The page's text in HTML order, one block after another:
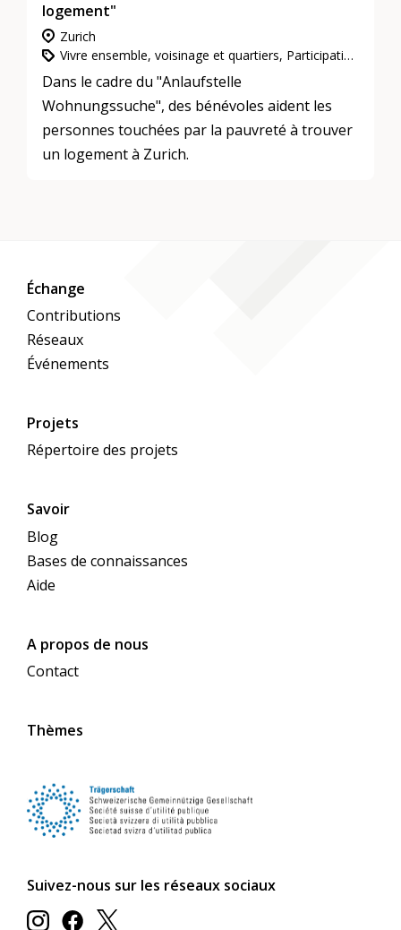
logement"
Zurich
Vivre ensemble, voisinage et quartiers, Participation, intégration et inclusion, L’engagement d’utilité publique
Dans le cadre du "Anlaufstelle
Wohnungssuche", des bénévoles aident les
personnes touchées par la pauvreté à trouver
un logement à Zurich.
Échange
Contributions
Réseaux
Événements
Projets
Répertoire des projets
Savoir
Blog
Bases de connaissances
Aide
A propos de nous
Contact
Thèmes
Suivez-nous sur les réseaux sociaux